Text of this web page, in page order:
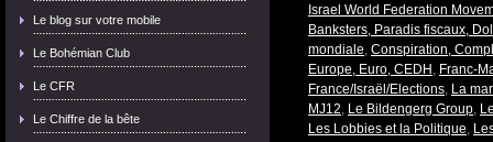
Le blog sur votre mobile
Le Bohémian Club
Le CFR
Le Chiffre de la bête
Israel World Federation
Banksters, Paradis fiscaux,
mondiale, Conspiration,
Europe, Euro, CEDH , Franc-
France/Israël/Elections, La
MJ12, Le Bildengerg Group,
Les Lobbies et la Politique,